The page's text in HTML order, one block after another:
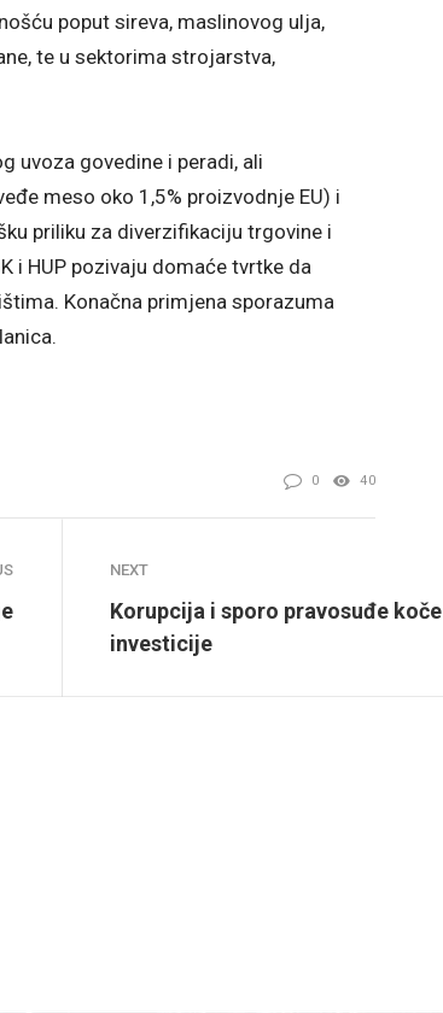
poput sireva, maslinovog ulja,
te u sektorima strojarstva,
uvoza govedine i peradi, ali
meso oko 1,5% proizvodnje EU) i
priliku za diverzifikaciju trgovine i
i HUP pozivaju domaće tvrtke da
Konačna primjena sporazuma
0 40
NEXT
Korupcija i sporo pravosuđe koče
investicije